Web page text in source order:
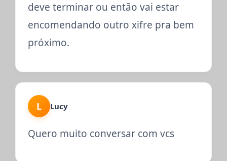
deve terminar ou então vai estar
encomendando outro xifre pra bem
próximo.
L Lucy
Quero muito conversar com vcs